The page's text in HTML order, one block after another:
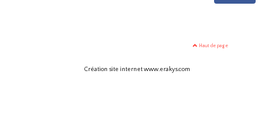
Haut de page
Création site internet www.erakys.com